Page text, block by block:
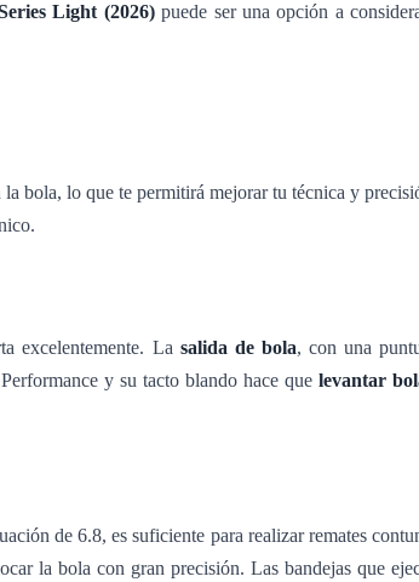
Light (2026)puede ser una opción a
bola, lo que te permitirá mejorar tu técnica y
excelentemente. La salida de bola, con una
y su tacto blando hace que levantar
de 6.8, es suficiente para realizar remates
la bola con gran precisión. Las bandejas que